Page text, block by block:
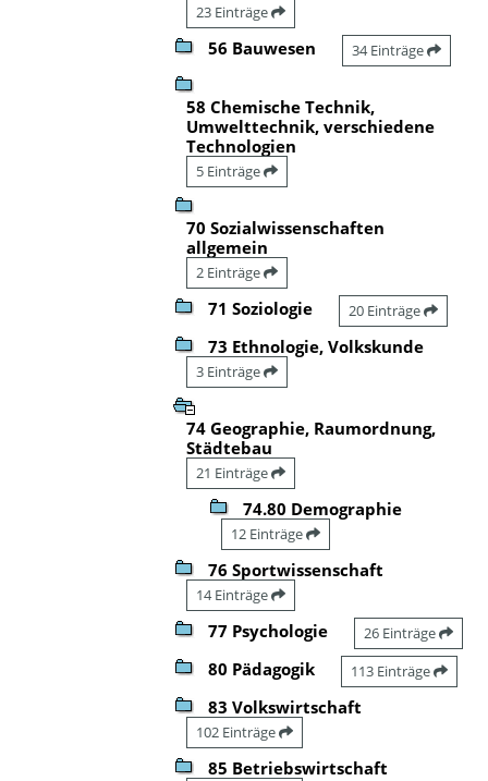
23 Einträge
56 Bauwesen 34 Einträge
58 Chemische Technik,
Umwelttechnik, verschiedene
Technologien
5 Einträge
70 Sozialwissenschaften
allgemein
2 Einträge
71 Soziologie 20 Einträge
73 Ethnologie, Volkskunde
3 Einträge
74 Geographie, Raumordnung,
Städtebau
21 Einträge
74.80 Demographie
12 Einträge
76 Sportwissenschaft
14 Einträge
77 Psychologie 26 Einträge
80 Pädagogik 113 Einträge
83 Volkswirtschaft
102 Einträge
85 Betriebswirtschaft